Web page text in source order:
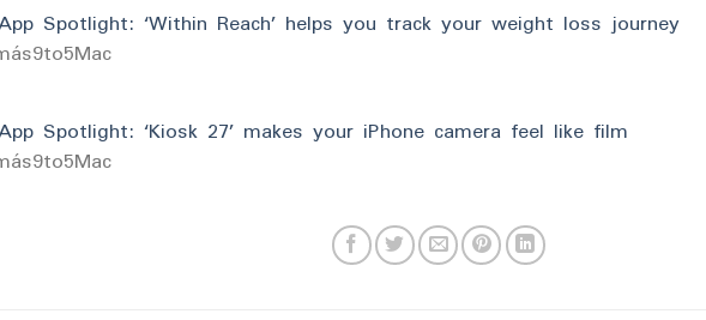
Spotlight: ‘Within Reach’ helps you track your weight loss journey
Spotlight: ‘Kiosk 27’ makes your iPhone camera feel like film